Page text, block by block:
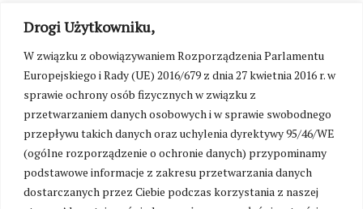
Drogi Użytkowniku,
W związku z obowiązywaniem Rozporządzenia Parlamentu
Europejskiego i Rady (UE) 2016/679 z dnia 27 kwietnia 2016 r. w
sprawie ochrony osób fizycznych w związku z
przetwarzaniem danych osobowych i w sprawie swobodnego
przepływu takich danych oraz uchylenia dyrektywy 95/46/WE
(ogólne rozporządzenie o ochronie danych) przypominamy
podstawowe informacje z zakresu przetwarzania danych
dostarczanych przez Ciebie podczas korzystania z naszej